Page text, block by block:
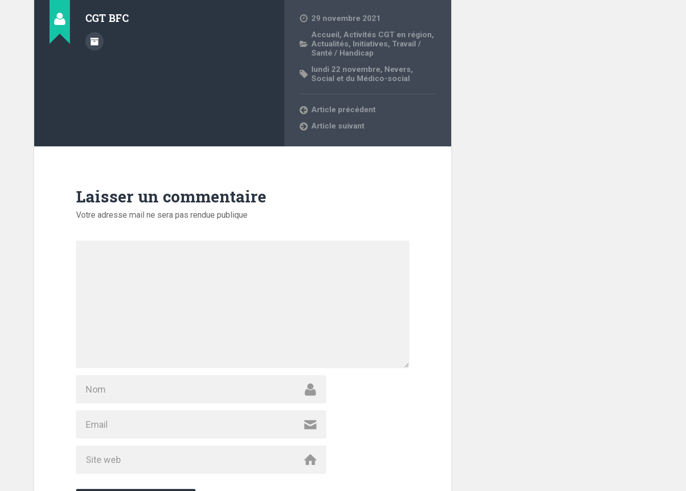
CGT BFC
29 novembre 2021
Accueil,Activités CGT en région,
Actualités, Initiatives,Travail /
Santé / Handicap
lundi 22 novembre, Nevers,
Social et du Médico-social
Article précédent
Article suivant
Laisser un commentaire
Votre adresse mail ne sera pas rendue publique